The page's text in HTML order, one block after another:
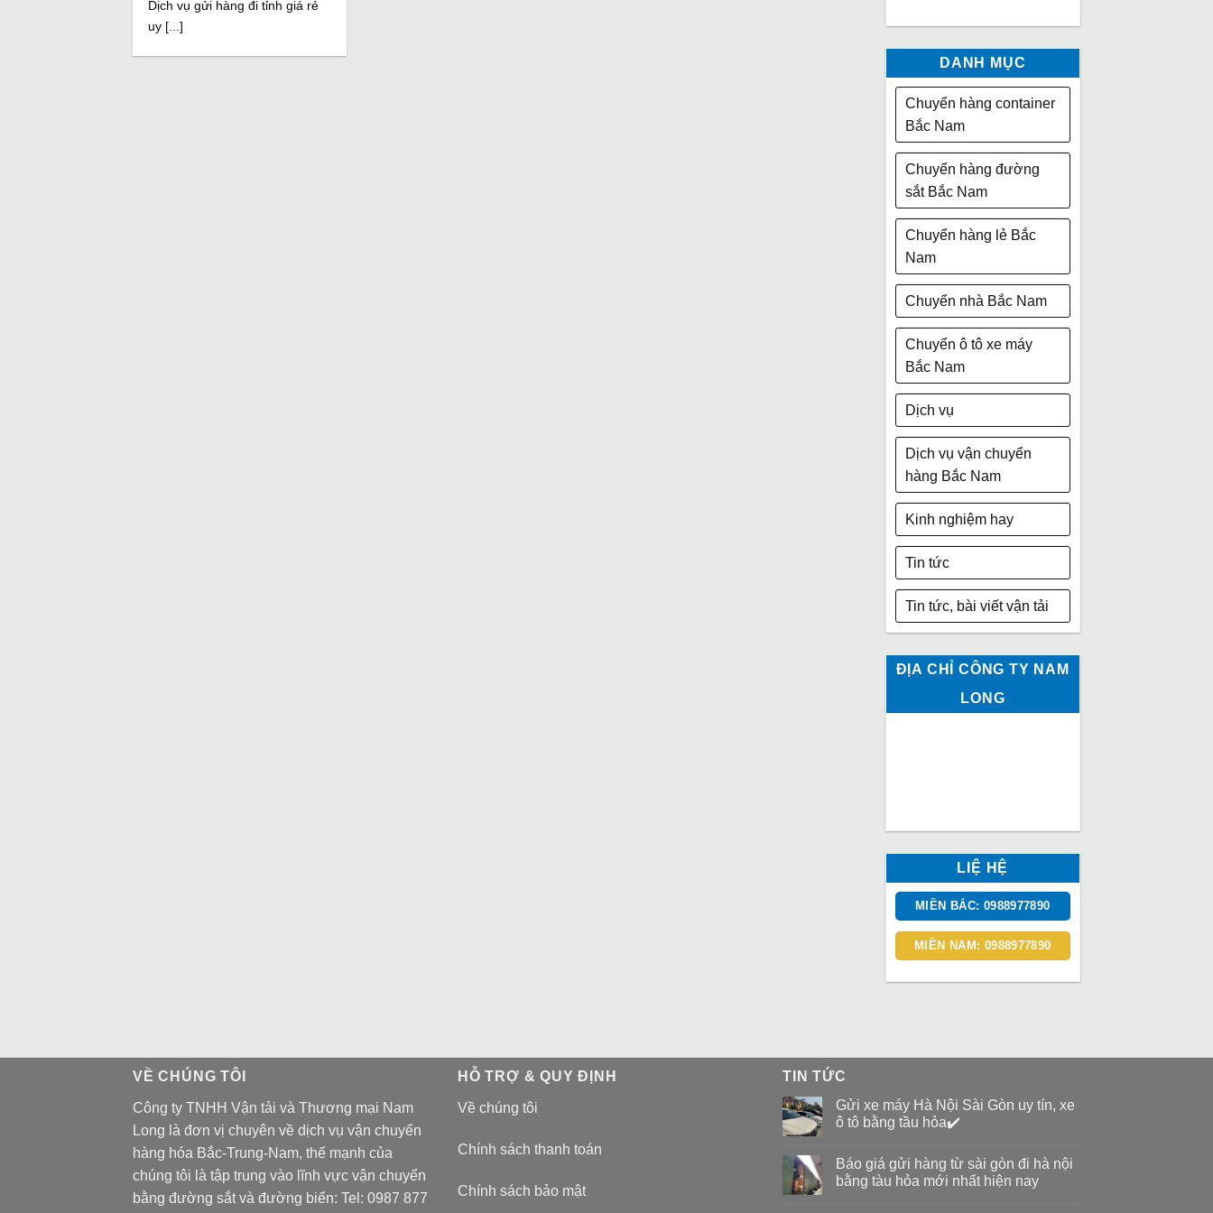
Dịch vụ gửi hàng đi tỉnh giá rẻ
uy [...]
DANH MỤC
Chuyển hàng container
Bắc Nam
Chuyển hàng đường
sắt Bắc Nam
Chuyển hàng lẻ Bắc
Nam
Chuyển nhà Bắc Nam
Chuyển ô tô xe máy
Bắc Nam
Dịch vụ
Dịch vụ vận chuyển
hàng Bắc Nam
Kinh nghiệm hay
Tin tức
Tin tức, bài viết vận tải
ĐỊA CHỈ CÔNG TY NAM
LONG
LIỆ HỆ
MIỀN BẮC: 0988977890
MIỀN NAM: 0988977890
VỀ CHÚNG TÔI
Công ty TNHH Vận tải và Thương mại Nam
Long là đơn vị chuyên về dịch vụ vận chuyển
hàng hóa Bắc-Trung-Nam, thế mạnh của
chúng tôi là tập trung vào lĩnh vực vận chuyển
bằng đường sắt và đường biển: Tel: 0987 877
HỖ TRỢ & QUY ĐỊNH
Về chúng tôi
Chính sách thanh toán
Chính sách bảo mật
TIN TỨC
Gửi xe máy Hà Nội Sài Gòn uy tín, xe
ô tô bằng tầu hỏa✔️
Báo giá gửi hàng từ sài gòn đi hà nội
bằng tàu hỏa mới nhất hiện nay